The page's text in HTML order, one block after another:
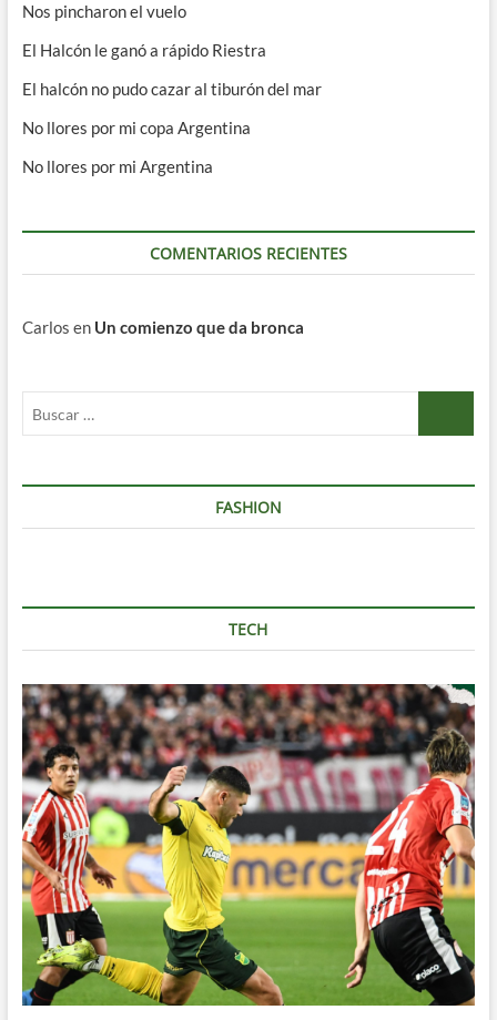
Nos pincharon el vuelo
El Halcón le ganó a rápido Riestra
El halcón no pudo cazar al tiburón del mar
No llores por mi copa Argentina
No llores por mi Argentina
COMENTARIOS RECIENTES
Carlos en Un comienzo que da bronca
FASHION
TECH